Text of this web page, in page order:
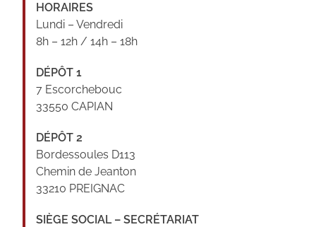
HORAIRES
Lundi – Vendredi
8h – 12h / 14h – 18h
DÉPÔT 1
7 Escorchebouc
33550 CAPIAN
DÉPÔT 2
Bordessoules D113
Chemin de Jeanton
33210 PREIGNAC
SIÈGE SOCIAL – SECRÉTARIAT